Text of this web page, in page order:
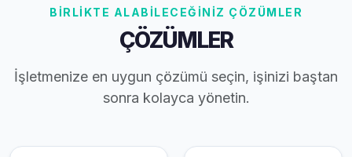
BİRLİKTE ALABİLECEĞİNİZ ÇÖZÜMLER
ÇÖZÜMLER
İşletmenize en uygun çözümü seçin, işinizi baştan
sonra kolayca yönetin.